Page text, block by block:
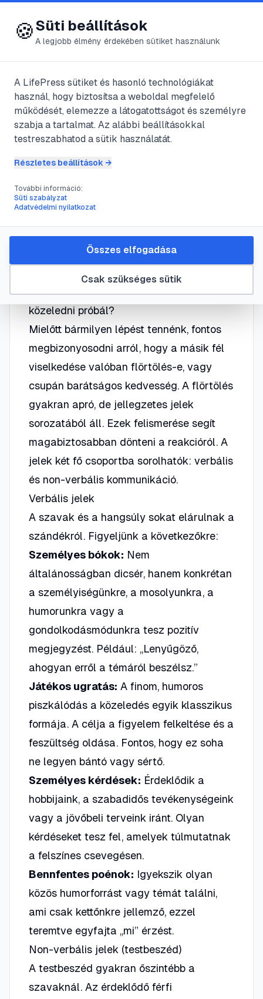
😍 LifePress
@Mali
2025. október 12. · perc olvasás
Hogyan reagáljunk
egy férfi flörtjére:
Útmutató nőknek
#flörtölés #párkapcsolat #kommunikáció
A flört jeleinek felismerése: Valóban
közeledni próbál?
Mielőtt bármilyen lépést tennénk, fontos
megbizonyosodni arról, hogy a másik fél
viselkedése valóban flörtölés-e, vagy
csupán barátságos kedvesség. A flörtölés
gyakran apró, de jellegzetes jelek
sorozatából áll. Ezek felismerése segít
magabiztosabban dönteni a reakcióról. A
jelek két fő csoportba sorolhatók: verbális
és non-verbális kommunikáció.
Verbális jelek
A szavak és a hangsúly sokat elárulnak a
szándékról. Figyeljünk a következőkre:
Személyes bókok: Nem
általánosságban dicsér, hanem konkrétan
a személyiségünkre, a mosolyunkra, a
humorunkra vagy a
gondolkodásmódunkra tesz pozitív
megjegyzést. Például: „Lenyűgöző,
ahogyan erről a témáról beszélsz.”
Játékos ugratás: A finom, humoros
piszkálódás a közeledés egyik klasszikus
formája. A célja a figyelem felkeltése és a
feszültség oldása. Fontos, hogy ez soha
ne legyen bántó vagy sértő.
Személyes kérdések: Érdeklődik a
hobbijaink, a szabadidős tevékenységeink
vagy a jövőbeli terveink iránt. Olyan
kérdéseket tesz fel, amelyek túlmutatnak
a felszínes csevegésen.
Bennfentes poénok: Igyekszik olyan
közös humorforrást vagy témát találni,
ami csak kettőnkre jellemző, ezzel
teremtve egyfajta „mi” érzést.
Non-verbális jelek (testbeszéd)
A testbeszéd gyakran őszintébb a
szavaknál. Az érdeklődő férfi
🍪Süti beállítások
A legjobb élmény érdekében sütiket használunk
A LifePress sütiket és hasonló technológiákat
használ, hogy biztosítsa a weboldal megfelelő
működését, elemezze a látogatottságot és személyre
szabja a tartalmat. Az alábbi beállításokkal
testreszabhatod a sütik használatát.
Részletes beállítások →
További információ:
Süti szabályzat
Adatvédelmi nyilatkozat
Csak szükséges sütik
Összes elfogadása